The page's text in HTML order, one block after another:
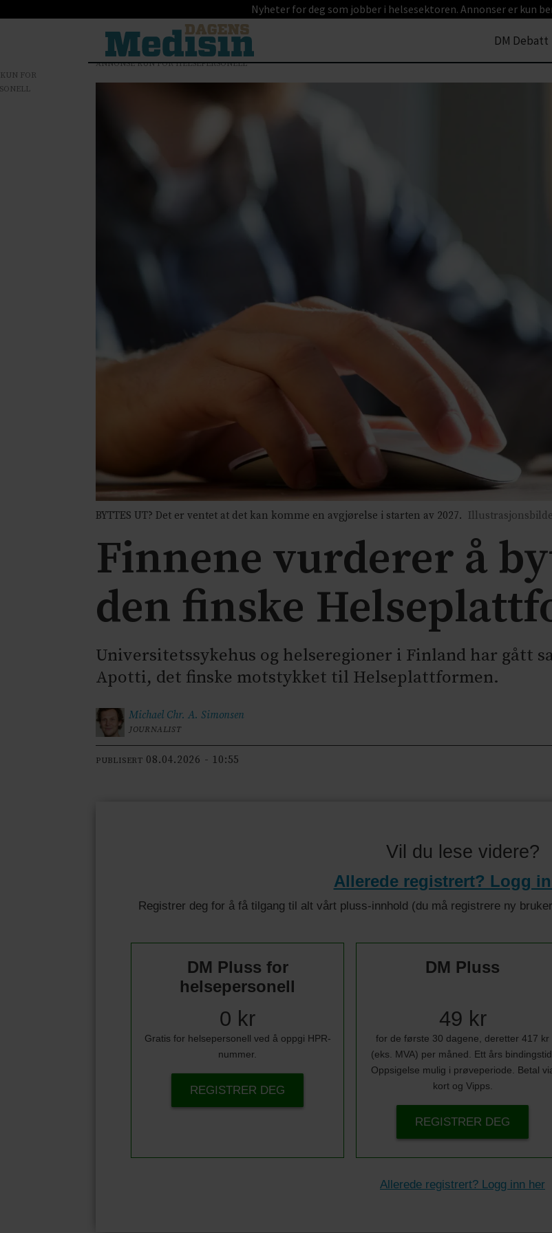
Nyheter for deg som jobber i helsesektoren. Annonser er kun
DM Debatt
ANNONSE KUN FOR HELSEPERSONELL
BYTTES UT? Det er ventet at det kan komme en avgjørelse i starten av 2027.
Finnene vurderer å
den finske
Universitetssykehus og helseregioner i Finland har gått
Apotti, det finske motstykket til Helseplattformen.
Michael Chr. A. Simonsen
JOURNALIST
PUBLISERT 08.04.2026 - 10:55
Vil du lese videre?
Allerede registrert? Logg
Registrer deg for å få tilgang til alt vårt pluss-innhold (du må registrere ny
DM Pluss for
helsepersonell
0 kr
Gratis for helsepersonell ved å oppgi HPR-
nummer.
REGISTRER DEG
DM Pluss
49 kr
for de første 30 dagene, deretter 417 kr
(eks. MVA) per måned. Ett års
Oppsigelse mulig i prøveperiode. Betal
kort og Vipps.
REGISTRER DEG
Allerede registrert? Logg inn her
FOR